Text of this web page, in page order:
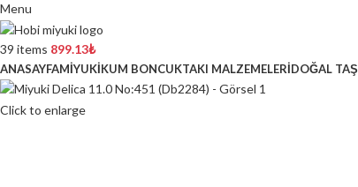
Menu
39 items 899.13₺
ANASAYFAMİYUKİKUM BONCUKTAKI MALZEMELERİDOĞAL TAŞ
Click to enlarge